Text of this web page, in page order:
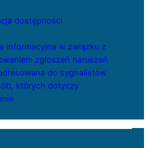
dostępności
informacyjna w związku z
zgłoszeń naruszeń
do sygnalistów
których dotyczy